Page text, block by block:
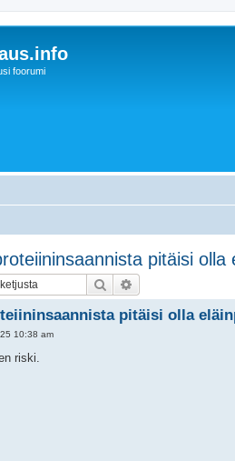
foorumi
pitäisi olla
Etsi
pitäisi olla
10:38 am
riski.